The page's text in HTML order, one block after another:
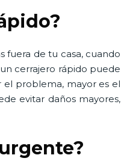
fuera de tu casa, cuando
cerrajero rápido puede
el problema, mayor es el
evitar daños mayores,